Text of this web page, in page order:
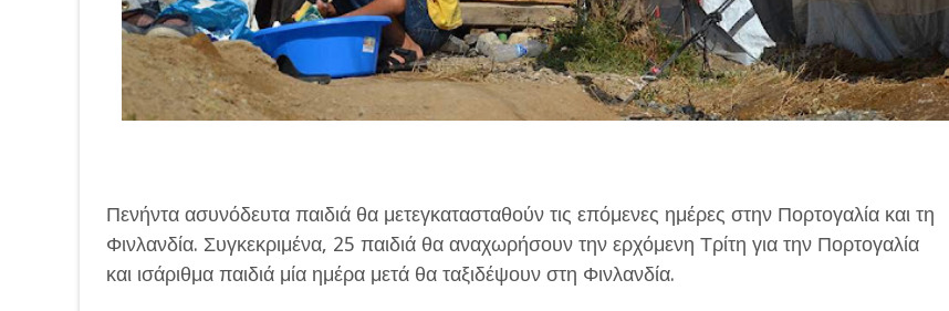
Πενήντα ασυνόδευτα παιδιά θα μετεγκατασταθούν τις επόμενες ημέρες στην Πορτογαλία και τη
Φινλανδία. Συγκεκριμένα, 25 παιδιά θα αναχωρήσουν την ερχόμενη Τρίτη για την Πορτογαλία
και ισάριθμα παιδιά μία ημέρα μετά θα ταξιδέψουν στη Φινλανδία.